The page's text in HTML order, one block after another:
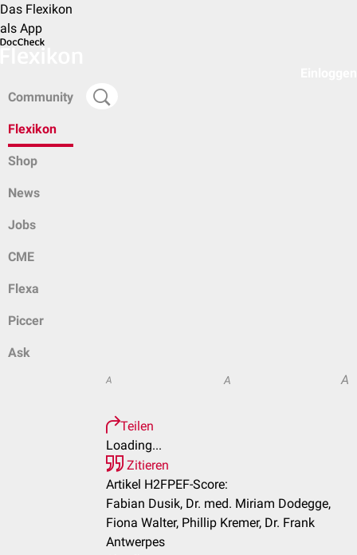
Das Flexikon
als App
Community
Flexikon
Shop
News
Jobs
CME
Flexa
Piccer
Ask
A A A
Teilen
Loading...
Zitieren
Artikel H2FPEF-Score:
Fabian Dusik, Dr. med. Miriam Dodegge,
Fiona Walter, Phillip Kremer, Dr. Frank
Antwerpes